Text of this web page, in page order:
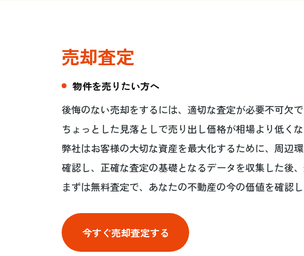
売却査定
物件を売りたい方へ
後悔のない売却をするには、適切な査定が必要不可欠で
ちょっとした見落としで売り出し価格が相場より低くな
弊社はお客様の大切な資産を最大化するために、周辺
確認し、正確な査定の基礎となるデータを収集した後
まずは無料査定で、あなたの不動産の今の価値を確認
今すぐ売却査定する